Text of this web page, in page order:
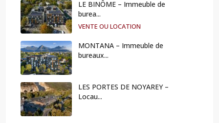
LE BINÔME – Immeuble de
burea...
VENTE OU LOCATION
MONTANA – Immeuble de
bureaux...
LES PORTES DE NOYAREY –
Locau...